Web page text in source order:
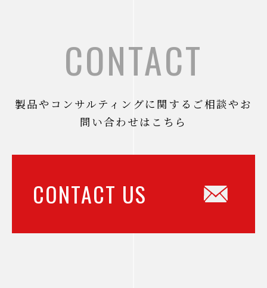
CONTACT
製品やコンサルティングに関するご相談やお
問い合わせはこちら
CONTACT US